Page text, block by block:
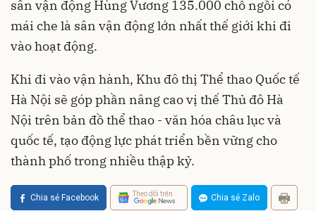
sân vận động Hùng Vương 135.000 chỗ ngồi có
mái che là sân vận động lớn nhất thế giới khi đi
vào hoạt động.
Khi đi vào vận hành, Khu đô thị Thể thao Quốc tế
Hà Nội sẽ góp phần nâng cao vị thế Thủ đô Hà
Nội trên bản đồ thể thao - văn hóa châu lục và
quốc tế, tạo động lực phát triển bền vững cho
thành phố trong nhiều thập kỷ.
Chia sẻ Facebook Theo dõi trên Chia sẻ Zalo